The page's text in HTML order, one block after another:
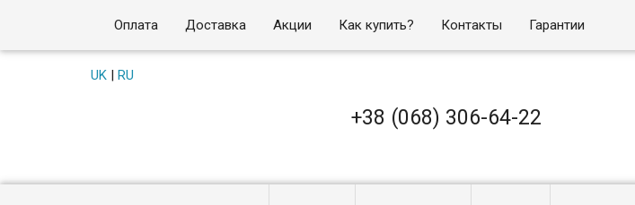
Оплата Доставка Акции Как купить? Контакты Гарантии
UK| RU
+38 (068) 306-64-22